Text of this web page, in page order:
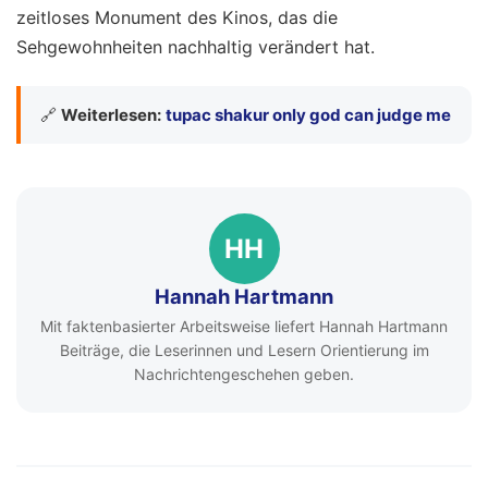
zeitloses Monument des Kinos, das die
Sehgewohnheiten nachhaltig verändert hat.
🔗 Weiterlesen: tupac shakur only god can judge me
HH
Hannah Hartmann
Mit faktenbasierter Arbeitsweise liefert Hannah Hartmann
Beiträge, die Leserinnen und Lesern Orientierung im
Nachrichtengeschehen geben.